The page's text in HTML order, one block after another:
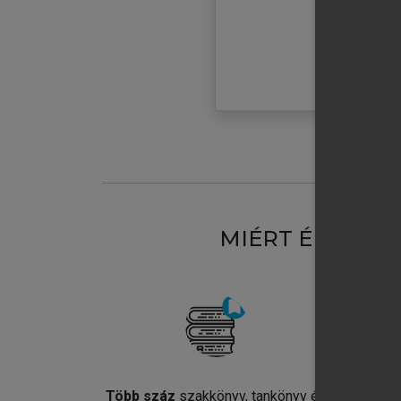
MIÉRT
Több száz szakkönyv, tankönyv és